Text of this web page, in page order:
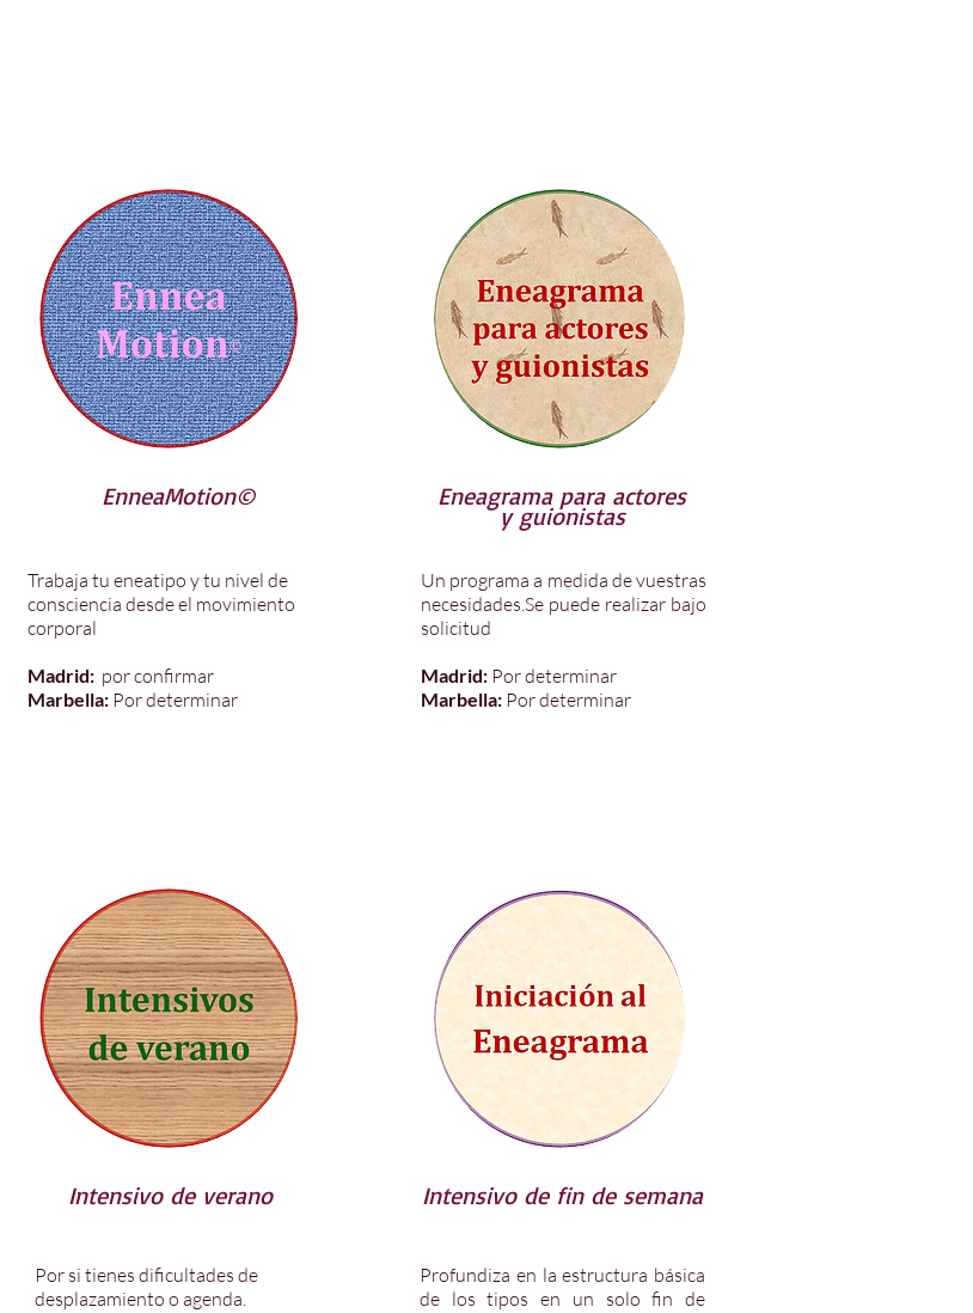
EnneaMotion©
Trabaja tu eneatipo y tu nivel de
consciencia desde el movimiento
corporal
Madrid: por confirmar
Marbella: Por determinar
Eneagrama para actores
y guionistas
Un programa a medida de vuestras
necesidades.Se puede realizar bajo
solicitud
Madrid: Por determinar
Marbella: Por determinar
Intensivo de verano
Por si tienes dificultades de
desplazamiento o agenda.
Intensivo de fin de semana
Profundiza en la estructura básica
de los tipos en un solo fin de